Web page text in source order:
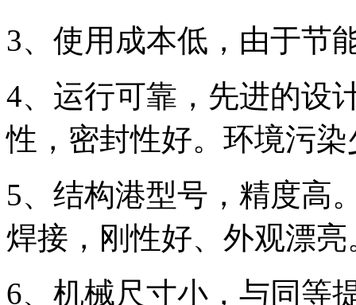
3、使用成本低，由于节
4、运行可靠，先进的设
性，密封性好。环境污染
5、结构港型号，精度高
焊接，刚性好、外观漂亮
6、机械尺寸小，与同等